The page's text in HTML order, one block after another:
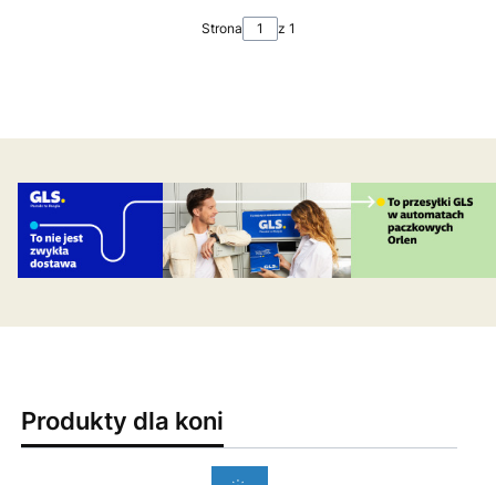
Strona z 1
Produkty dla koni